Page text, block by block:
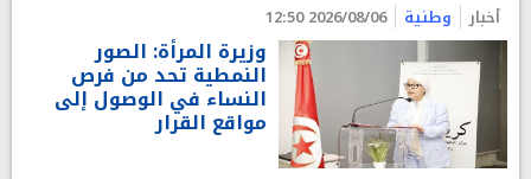
أخبار وطنية 2026/08/06 12:50
وزيرة المرأة: الصور
النمطية تحد من فرص
النساء في الوصول إلى
مواقع القرار